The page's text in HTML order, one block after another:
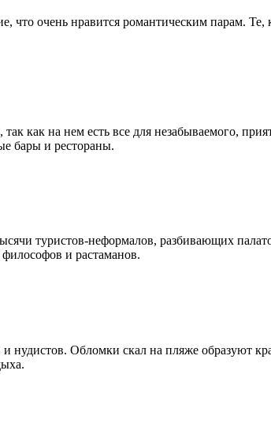
очень нравится романтическим парам. Те,
как на нем есть все для незабываемого,
бары и рестораны.
туристов-неформалов, разбивающих
и растаманов.
нудистов. Обломки скал на пляже образуют